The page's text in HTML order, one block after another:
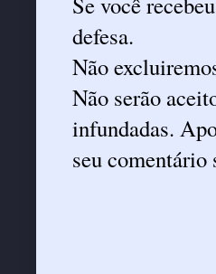
defesa.
Não
Não serão
infundadas.
seu comentário